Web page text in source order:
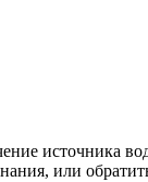
источника
или